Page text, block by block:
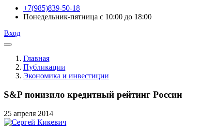
+7(985)839-50-18
Понедельник-пятница с 10:00 до 18:00
Вход
Главная
Публикации
Экономика и инвестиции
S&P понизило кредитный рейтинг России
25 апреля 2014